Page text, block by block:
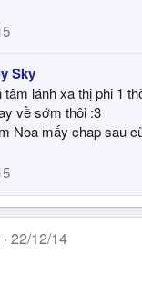
Sky
tâm lánh xa thị phi 1
về sớm thôi :3
Noa mấy chap sau
22/12/14